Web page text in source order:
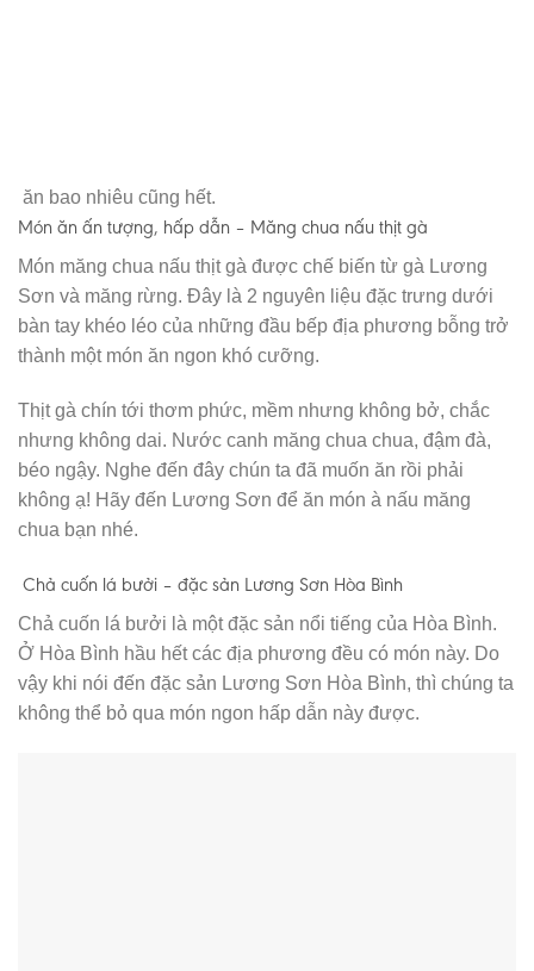
ăn bao nhiêu cũng hết.
Món ăn ấn tượng, hấp dẫn – Măng chua nấu thịt gà
Món măng chua nấu thịt gà được chế biến từ gà Lương
Sơn và măng rừng. Đây là 2 nguyên liệu đặc trưng dưới
bàn tay khéo léo của những đầu bếp địa phương bỗng trở
thành một món ăn ngon khó cưỡng.
Thịt gà chín tới thơm phức, mềm nhưng không bở, chắc
nhưng không dai. Nước canh măng chua chua, đậm đà,
béo ngậy. Nghe đến đây chún ta đã muốn ăn rồi phải
không ạ! Hãy đến Lương Sơn để ăn món à nấu măng
chua bạn nhé.
Chả cuốn lá bưởi – đặc sản Lương Sơn Hòa Bình
Chả cuốn lá bưởi là một đặc sản nổi tiếng của Hòa Bình.
Ở Hòa Bình hầu hết các địa phương đều có món này. Do
vậy khi nói đến đặc sản Lương Sơn Hòa Bình, thì chúng ta
không thể bỏ qua món ngon hấp dẫn này được.